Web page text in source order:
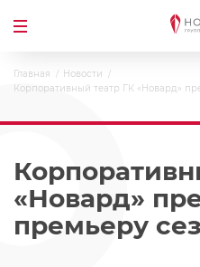
Главная
Новости
Корпоративный театр ГК «Новард»
«Новард»
премьеру